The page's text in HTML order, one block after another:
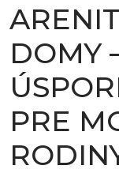
DOMY
PRE